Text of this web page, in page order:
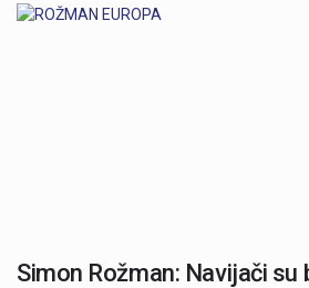
Simon Rožman: Navijači su